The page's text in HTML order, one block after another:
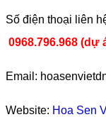
​Số điện thoại liên
0968.796.968 (dự
Email:
Website: Hoa Sen